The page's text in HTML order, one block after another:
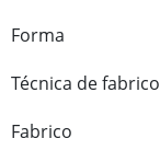
Forma
Técnica de fabrico
Fabrico